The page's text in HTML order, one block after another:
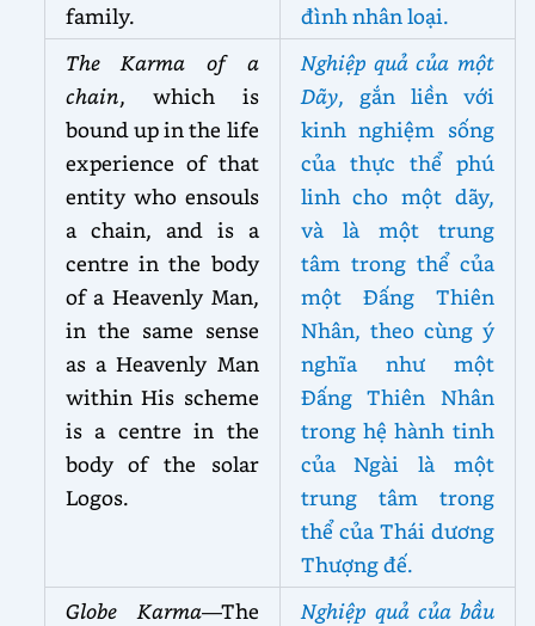
family.
đình nhân loại.
The Karma of a
chain, which is
bound up in the life
experience of that
entity who ensouls
a chain, and is a
centre in the body
of a Heavenly Man,
in the same sense
as a Heavenly Man
within His scheme
is a centre in the
body of the solar
Logos.
Nghiệp quả của một
Dãy, gắn liền với
kinh nghiệm sống
của thực thể phú
linh cho một dãy,
và là một trung
tâm trong thể của
một Đấng Thiên
Nhân, theo cùng ý
nghĩa như một
Đấng Thiên Nhân
trong hệ hành tinh
của Ngài là một
trung tâm trong
thể của Thái dương
Thượng đế.
Globe Karma—The
Nghiệp quả của bầu